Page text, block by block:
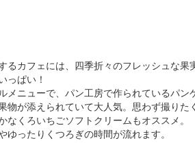
るカフェには、四季折々のフレッシュな果
っぱい！
メニューで、パン工房で作られているパン
物が添えられていて大人気。思わず撮りた
なくろいちごソフトクリームもオススメ。
ゆったりくつろぎの時間が流れます。